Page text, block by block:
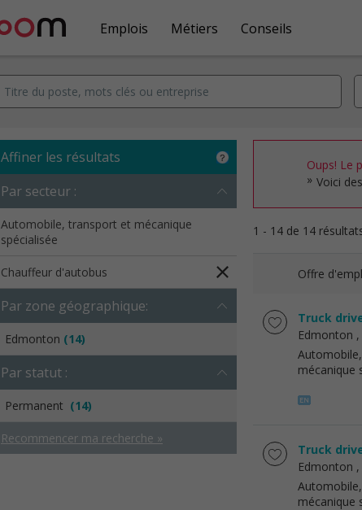
Emplois Métiers Conseils
Affiner les résultats
Par secteur :
Automobile, transport et mécanique
spécialisée
Chauffeur d'autobus
Par zone géographique:
Edmonton (14)
Par statut :
Permanent (14)
Recommencer ma recherche »
Oups! Le
Voici des
1 - 14 de 14
Offre
Truck
Edmonton
mécanique
Truck
Edmonton
mécanique